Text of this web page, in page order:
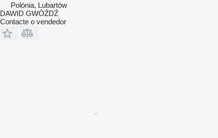
Polónia, Lubartów
DAWID GWÓŹDŹ
Contacte o vendedor